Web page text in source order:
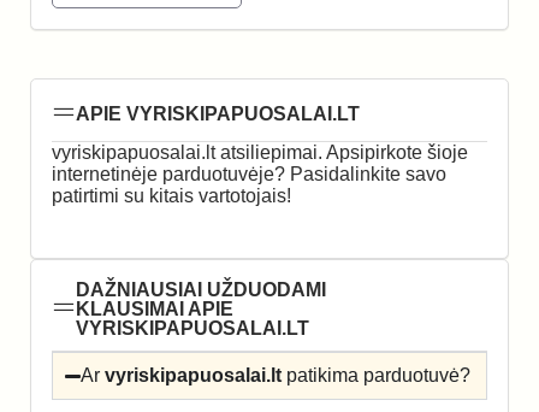
APIE VYRISKIPAPUOSALAI.LT
vyriskipapuosalai.lt atsiliepimai. Apsipirkote šioje
internetinėje parduotuvėje? Pasidalinkite savo
patirtimi su kitais vartotojais!
DAŽNIAUSIAI UŽDUODAMI
KLAUSIMAI APIE
VYRISKIPAPUOSALAI.LT
Arvyriskipapuosalai.lt patikima parduotuvė?